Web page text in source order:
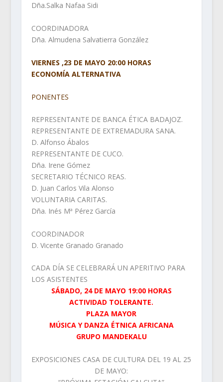
Dña.Salka Nafaa Sidi
COORDINADORA
Dña. Almudena Salvatierra González
VIERNES ,23 DE MAYO 20:00 HORAS
ECONOMÍA ALTERNATIVA
PONENTES
REPRESENTANTE DE BANCA ÉTICA BADAJOZ.
REPRESENTANTE DE EXTREMADURA SANA.
D. Alfonso Ábalos
REPRESENTANTE DE CUCO.
Dña. Irene Gómez
SECRETARIO TÉCNICO REAS.
D. Juan Carlos Vila Alonso
VOLUNTARIA CARITAS.
Dña. Inés Mª Pérez García
COORDINADOR
D. Vicente Granado Granado
CADA DÍA SE CELEBRARÁ UN APERITIVO PARA
LOS ASISTENTES
SÁBADO, 24 DE MAYO 19:00 HORAS
ACTIVIDAD TOLERANTE.
PLAZA MAYOR
MÚSICA Y DANZA ÉTNICA AFRICANA
GRUPO MANDEKALU
EXPOSICIONES CASA DE CULTURA DEL 19 AL 25
DE MAYO: